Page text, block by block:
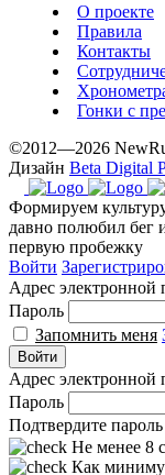
О проекте
Правила
Контакты
Гонки с
©2012—2026
Дизайн Beta Digital
Формируем
давно полюбил бег
первую пробежку
Войти
Адрес электронной
Пароль
Запомнить меня
Войти
Адрес электронной
Пароль
Подтвердите пароль
Не менее 8
Как